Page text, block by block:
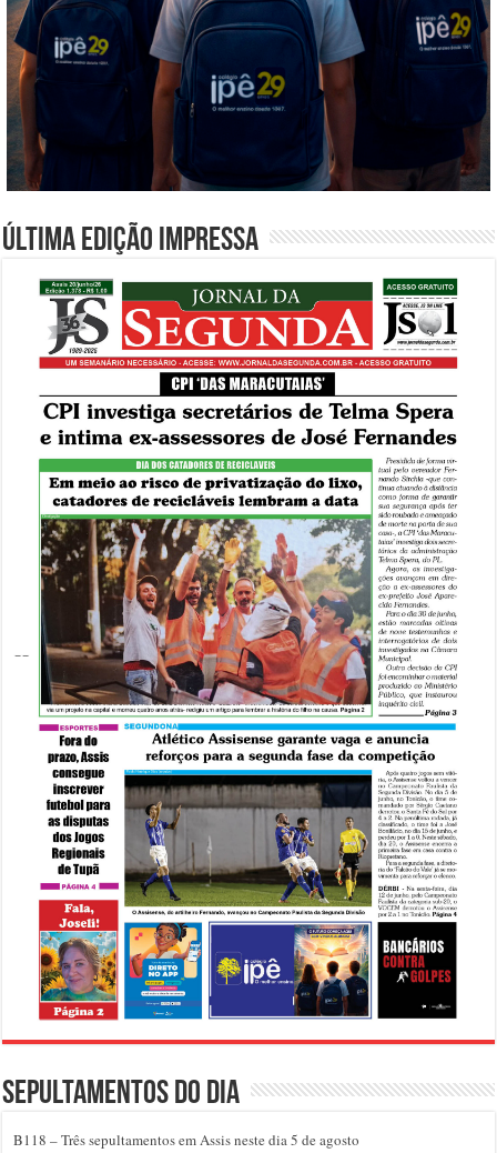
Última edição impressa
Sepultamentos do dia
B118 – Três sepultamentos em Assis neste dia 5 de agosto